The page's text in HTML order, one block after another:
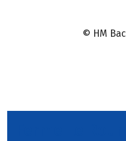
© HM